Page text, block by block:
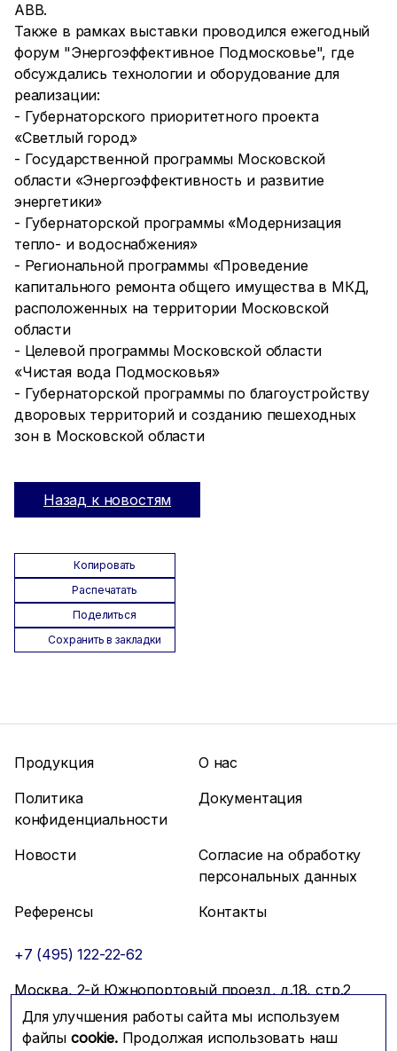
ABB.
Также в рамках выставки проводился ежегодный
форум "Энергоэффективное Подмосковье", где
обсуждались технологии и оборудование для
реализации:
- Губернаторского приоритетного проекта
«Светлый город»
- Государственной программы Московской
области «Энергоэффективность и развитие
энергетики»
- Губернаторской программы «Модернизация
тепло- и водоснабжения»
- Региональной программы «Проведение
капитального ремонта общего имущества в МКД,
расположенных на территории Московской
области
- Целевой программы Московской области
«Чистая вода Подмосковья»
- Губернаторской программы по благоустройству
дворовых территорий и созданию пешеходных
зон в Московской области
Назад к новостям
Копировать
Распечатать
Поделиться
Сохранить в закладки
Для улучшения работы сайта мы используем
файлы cookie.Продолжая использовать наш
Продукция
О нас
Политика
конфиденциальности
Документация
Новости
Согласие на обработку
персональных данных
Референсы
Контакты
+7 (495) 122-22-62
Москва, 2-й Южнопортовый проезд, д.18, стр.2
info@mfmc.ru
Связаться с нами